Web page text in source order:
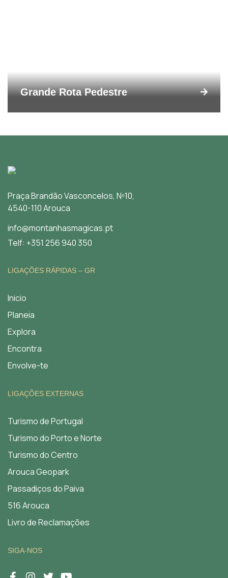
Grande Rota Pedestre
Praça Brandão Vasconcelos, Nº10,
4540-110 Arouca
info@montanhasmagicas.pt
Telf: +351 256 940 350
LIGAÇÕES RÁPIDAS – GR
Inicio
Planeia
Explora
Encontra
Envolve-te
LIGAÇÕES EXTERNAS
Turismo de Portugal
Turismo do Porto e Norte
Turismo do Centro
Arouca Geopark
Passadiços do Paiva
516 Arouca
Livro de Reclamações
SIGA-NOS